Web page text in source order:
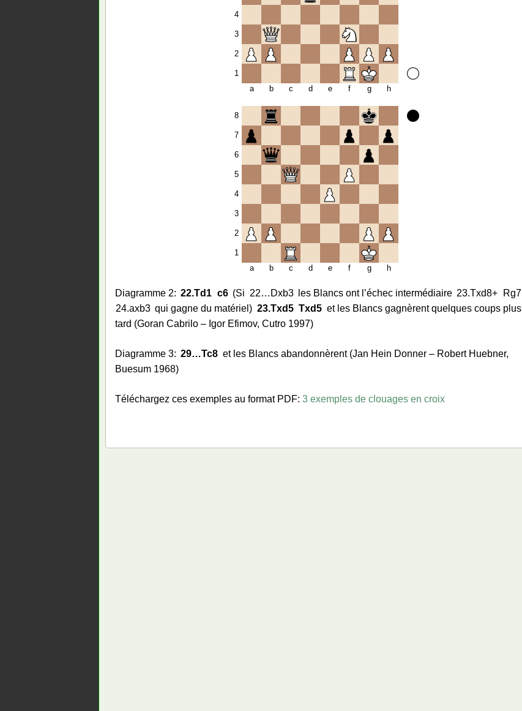
4
3
2
1
a
b c d e f g h
8
7
6
5
4
3
2
1
a
b c d e f g h
Diagramme 2: 22.Td1 c6 Si 22… Dxb3 les Blancs ont l’échec intermédiaire 23.Txd8+
Rg7
24.axb3 qui gagne du matériel 23.Txd5 Txd5 et les Blancs gagnèrent quelques coups plus
tard (Goran Cabrilo – Igor Efimov, Cutro 1997)
Diagramme 3: 29…Tc8 et les Blancs abandonnèrent (Jan Hein Donner – Robert Huebner,
Buesum 1968)
Téléchargez ces exemples au format PDF: 3 exemples de clouages en croix